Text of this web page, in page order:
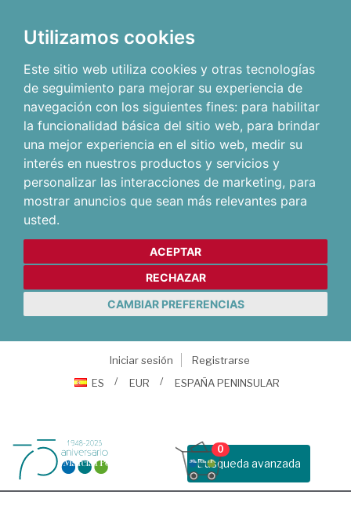
Utilizamos cookies
Este sitio web utiliza cookies y otras tecnologías
de seguimiento para mejorar su experiencia de
navegación con los siguientes fines: para habilitar
la funcionalidad básica del sitio web, para brindar
una mejor experiencia en el sitio web, medir su
interés en nuestros productos y servicios y
personalizar las interacciones de marketing, para
mostrar anuncios que sean más relevantes para
usted.
ACEPTAR
RECHAZAR
CAMBIAR PREFERENCIAS
Iniciar sesión
Registrarse
ES
EUR ESPAÑA PENINSULAR
Busqueda avanzada
0